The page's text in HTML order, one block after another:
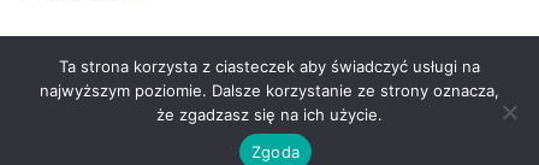
Prawa autorskie © 2026 Szkoła Podstawowa nr 28 im. Królowej
Jadwigi | Obsługiwane przez Motyw Astra WordPress
Ta strona korzysta z ciasteczek aby świadczyć usługi na
najwyższym poziomie. Dalsze korzystanie ze strony oznacza,
że zgadzasz się na ich użycie.
Zgoda